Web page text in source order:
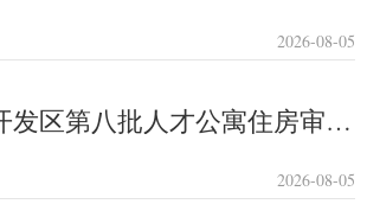
2026-08-05
喀什经济开发区第八批人才公寓住房审核通过人员名单公示
2026-08-05